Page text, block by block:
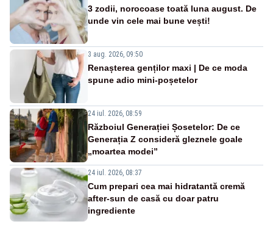
3 zodii, norocoase toată luna august. De
unde vin cele mai bune vești!
3 aug. 2026, 09:50
Renașterea genților maxi | De ce moda
spune adio mini-poșetelor
24 iul. 2026, 08:59
Războiul Generației Șosetelor: De ce
Generația Z consideră gleznele goale
„moartea modei”
24 iul. 2026, 08:37
Cum prepari cea mai hidratantă cremă
after-sun de casă cu doar patru
ingrediente